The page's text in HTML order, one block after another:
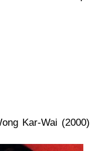
Kar-Wai (2000)